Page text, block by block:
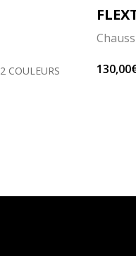
2 COULEURS